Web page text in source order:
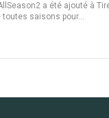
a été ajouté à
toutes saisons pour…